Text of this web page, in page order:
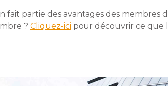
fait partie des avantages des membres
? Cliquez-ici pour découvrir ce que